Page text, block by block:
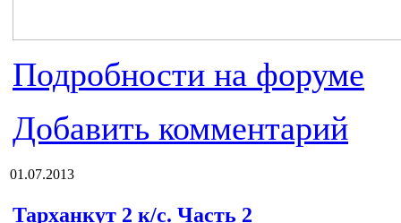
Подробности на форуме
Добавить комментарий
01.07.2013
Тарханкут 2 к/с. Часть 2